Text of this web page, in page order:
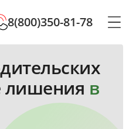
8(800)350-81-78
лишения в